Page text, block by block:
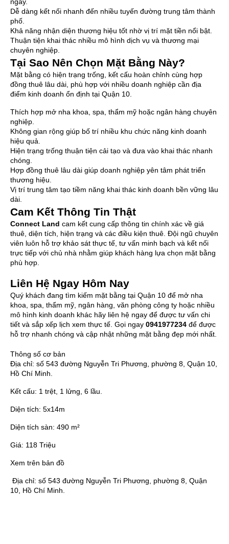
ngày.
Dễ dàng kết nối nhanh đến nhiều tuyến đường trung tâm thành
phố.
Khả năng nhận diện thương hiệu tốt nhờ vị trí mặt tiền nổi bật.
Thuận tiện khai thác nhiều mô hình dịch vụ và thương mại
chuyên nghiệp.
Tại Sao Nên Chọn Mặt Bằng Này?
Mặt bằng có hiện trạng trống, kết cấu hoàn chỉnh cùng hợp
đồng thuê lâu dài, phù hợp với nhiều doanh nghiệp cần địa
điểm kinh doanh ổn định tại Quận 10.
Thích hợp mở nha khoa, spa, thẩm mỹ hoặc ngân hàng chuyên
nghiệp.
Không gian rộng giúp bố trí nhiều khu chức năng kinh doanh
hiệu quả.
Hiện trạng trống thuận tiện cải tạo và đưa vào khai thác nhanh
chóng.
Hợp đồng thuê lâu dài giúp doanh nghiệp yên tâm phát triển
thương hiệu.
Vị trí trung tâm tạo tiềm năng khai thác kinh doanh bền vững lâu
dài.
Cam Kết Thông Tin Thật
Connect Land cam kết cung cấp thông tin chính xác về giá
thuê, diện tích, hiện trạng và các điều kiện thuê. Đội ngũ chuyên
viên luôn hỗ trợ khảo sát thực tế, tư vấn minh bạch và kết nối
trực tiếp với chủ nhà nhằm giúp khách hàng lựa chọn mặt bằng
phù hợp.
Liên Hệ Ngay Hôm Nay
Quý khách đang tìm kiếm mặt bằng tại Quận 10 để mở nha
khoa, spa, thẩm mỹ, ngân hàng, văn phòng công ty hoặc nhiều
mô hình kinh doanh khác hãy liên hệ ngay để được tư vấn chi
tiết và sắp xếp lịch xem thực tế. Gọi ngay 0941977234 để được
hỗ trợ nhanh chóng và cập nhật những mặt bằng đẹp mới nhất.
Thông số cơ bản
Địa chỉ: số 543 đường Nguyễn Tri Phương, phường 8, Quận 10,
Hồ Chí Minh.
Kết cấu: 1 trệt, 1 lửng, 6 lầu.
Diện tích: 5x14m
Diện tích sàn: 490 m²
Giá: 118 Triệu
Xem trên bản đồ
Địa chỉ: số 543 đường Nguyễn Tri Phương, phường 8, Quận
10, Hồ Chí Minh.